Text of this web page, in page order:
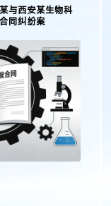
更多 >>
与西安某生物科
同纠纷案